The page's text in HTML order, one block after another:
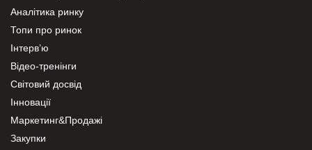
Аналітика ринку
Топи про ринок
Інтерв’ю
Відео-тренінги
Світовий досвід
Інновації
Маркетинг&Продажі
Закупки